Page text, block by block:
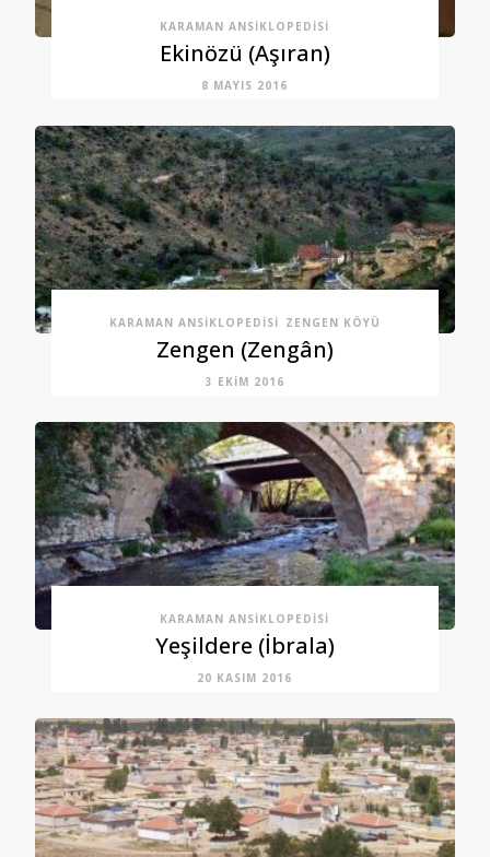
KARAMAN ANSIKLOPEDISI
Ekinözü (Aşıran)
8 MAYIS 2016
KARAMAN ANSIKLOPEDISI ZENGEN KÖYÜ
Zengen (Zengân)
3 EKIM 2016
KARAMAN ANSIKLOPEDISI
Yeşildere (İbrala)
20 KASIM 2016